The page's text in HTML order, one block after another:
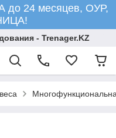
до 24 месяцев, ОУР,
- Trenager.KZ